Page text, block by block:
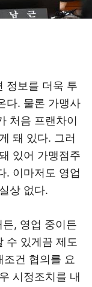
정보를 더욱 투
다. 물론 가맹사
처음 프랜차이
돼 있다. 그러
있어 가맹점주
. 이마저도 영업
상 없다.
, 영업 중이든
수 있게끔 제도
건 협의를 요
시정조치를 내